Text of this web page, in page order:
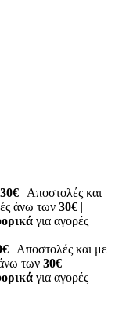
30€ | Αποστολές και
άνω των 30€ |
για αγορές
| Αποστολές και με
των 30€ |
για αγορές